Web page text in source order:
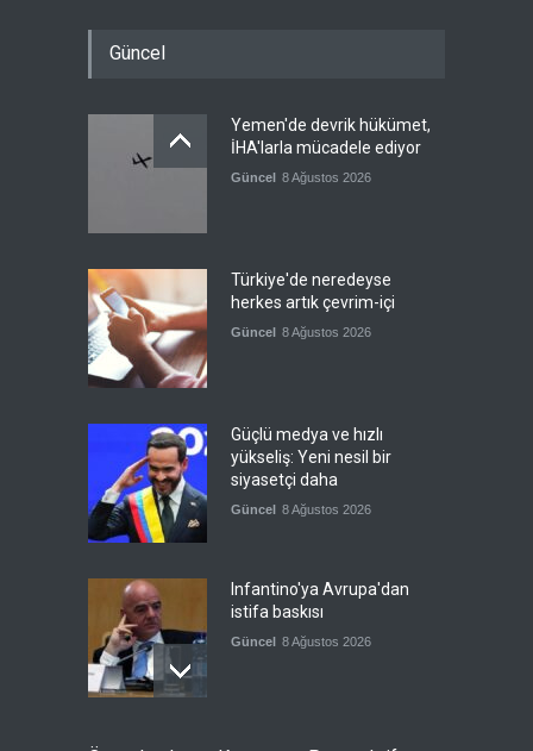
Güncel
Yemen'de devrik hükümet,
İHA'larla mücadele ediyor
Güncel 8 Ağustos 2026
Türkiye'de neredeyse
herkes artık çevrim-içi
Güncel 8 Ağustos 2026
Güçlü medya ve hızlı
yükseliş: Yeni nesil bir
siyasetçi daha
Güncel 8 Ağustos 2026
Infantino'ya Avrupa'dan
istifa baskısı
Güncel 8 Ağustos 2026
Kolombiya, solcu Petro'nun